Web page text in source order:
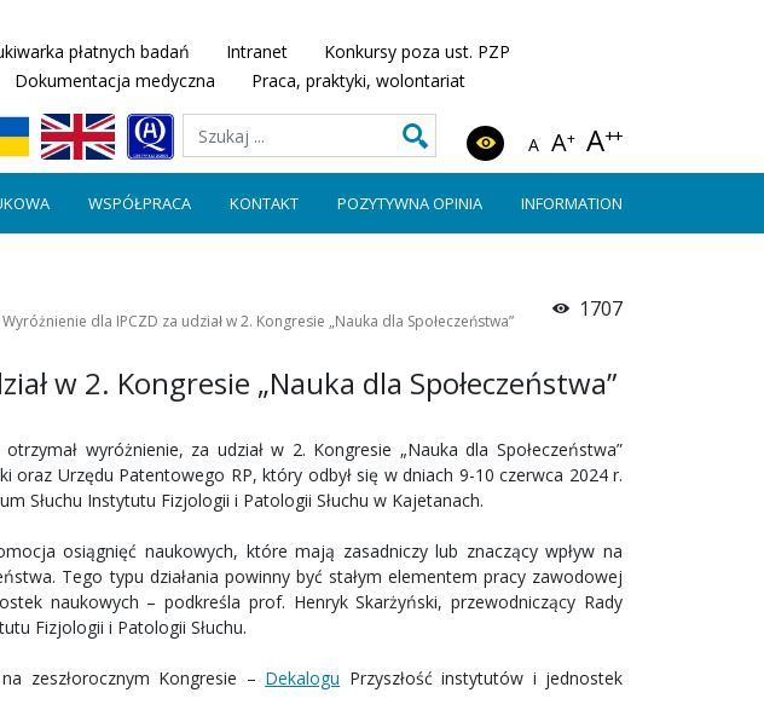
płatnych badań Intranet
Konkursy poza ust. PZP
Dokumentacja medyczna Praca, praktyki, wolontariat
A A+ A++
WSPÓŁPRACA KONTAKT POZYTYWNA OPINIA INFORMATION
Wyróżnienie dla IPCZD za udział w 2. Kongresie „Nauka dla Społeczeństwa” 1707
w 2. Kongresie „Nauka dla Społeczeństwa”
wyróżnienie, za udział w 2. Kongresie „Nauka dla Społeczeństwa”
Urzędu Patentowego RP, który odbył się w dniach 9-10 czerwca 2024 r.
Słuchu Instytutu Fizjologii i Patologii Słuchu w Kajetanach.
osiągnięć naukowych, które mają zasadniczy lub znaczący wpływ na
Tego typu działania powinny być stałym elementem pracy zawodowej
naukowych – podkreśla prof. Henryk Skarżyński, przewodniczący Rady
Fizjologii i Patologii Słuchu.
zeszłorocznym Kongresie – Dekalogu Przyszłość instytutów i jednostek